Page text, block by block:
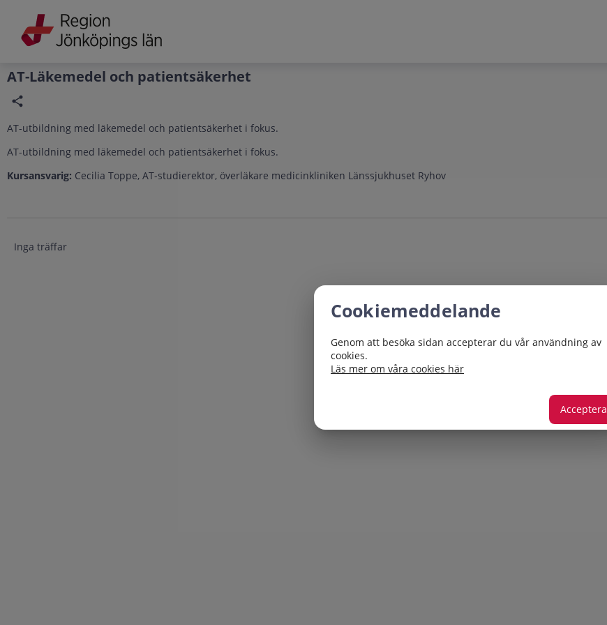
Grade
Portal
AT-Läkemedel och patientsäkerhet
AT-utbildning med läkemedel och patientsäkerhet i fokus.
AT-utbildning med läkemedel och patientsäkerhet i fokus.
Kursansvarig: Cecilia Toppe, AT-studierektor, överläkare medicinkliniken Länssjukhuset Ryhov
Inga träffar
Cookiemeddelande
Genom att besöka sidan accepterar du vår användning av
cookies.
Läs mer om våra cookies här
Acceptera